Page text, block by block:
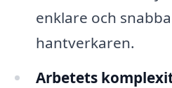
enklare och
hantverkaren.
Arbetets